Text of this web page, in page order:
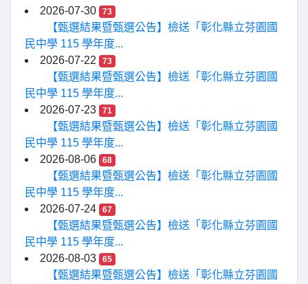
2026-07-30 73
【甄選結果暨甄選公告】檢送「彰化縣立芬園國
民中學 115 學年度...
2026-07-22
73
【甄選結果暨甄選公告】檢送「彰化縣立芬園國
民中學 115 學年度...
2026-07-23
71
【甄選結果暨甄選公告】檢送「彰化縣立芬園國
民中學 115 學年度...
2026-08-06
68
【甄選結果暨甄選公告】檢送「彰化縣立芬園國
民中學 115 學年度...
2026-07-24
67
【甄選結果暨甄選公告】檢送「彰化縣立芬園國
民中學 115 學年度...
2026-08-03
65
【甄選結果暨甄選公告】檢送「彰化縣立芬園國